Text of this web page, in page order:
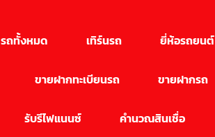
รถทั้งหมด เทิร์นรถ ยี่ห้อรถยนต์
ขายฝากทะเบียนรถ ขายฝากรถ
รับรีไฟแนนซ์ คำนวณสินเชื่อ